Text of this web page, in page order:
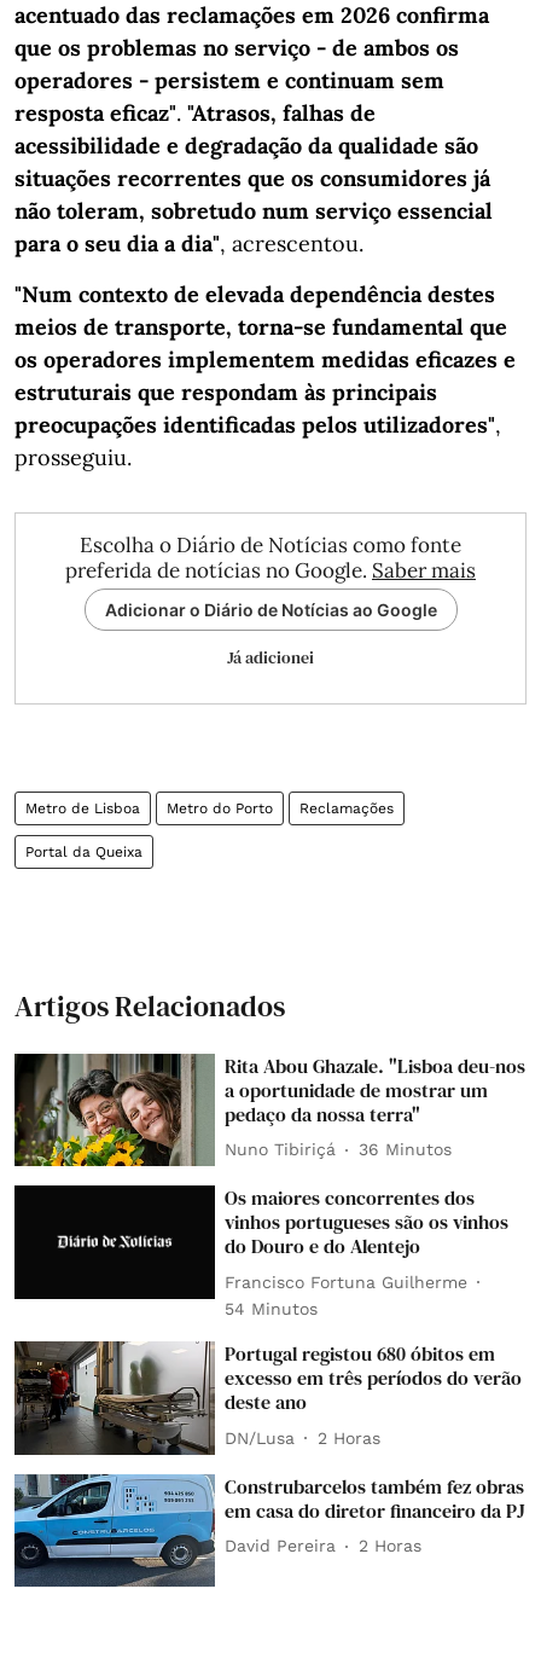
acentuado das reclamações em 2026 confirma
que os problemas no serviço - de ambos os
operadores - persistem e continuam sem
resposta eficaz". "Atrasos, falhas de
acessibilidade e degradação da qualidade são
situações recorrentes que os consumidores já
não toleram, sobretudo num serviço essencial
para o seu dia a dia", acrescentou.
"Num contexto de elevada dependência destes
meios de transporte, torna-se fundamental que
os operadores implementem medidas eficazes e
estruturais que respondam às principais
preocupações identificadas pelos utilizadores",
prosseguiu.
Escolha o Diário de Notícias como fonte
preferida de notícias no Google. Saber mais
Adicionar o Diário de Notícias ao Google
Já adicionei
Metro de Lisboa Metro do Porto Reclamações
Portal da Queixa
Artigos Relacionados
Rita Abou Ghazale. "Lisboa deu-nos
a oportunidade de mostrar um
pedaço da nossa terra"
Nuno Tibiriçá 36 Minutos
Os maiores concorrentes dos
vinhos portugueses são os vinhos
do Douro e do Alentejo
Francisco Fortuna Guilherme
54 Minutos
Portugal registou 680 óbitos em
excesso em três períodos do verão
deste ano
DN/Lusa 2 Horas
Construbarcelos também fez obras
em casa do diretor financeiro da PJ
David Pereira 2 Horas